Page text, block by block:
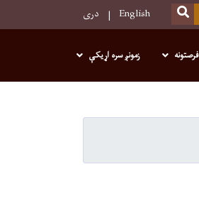
SEARCH
English دری
فرصتونه زمونږ سره اړیکې